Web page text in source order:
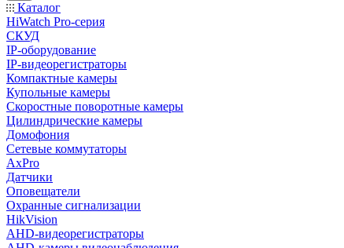
Каталог
HiWatch Pro-серия
CКУД
IP-оборудование
IP-видеорегистраторы
Компактные камеры
Купольные камеры
Скоростные поворотные камеры
Цилиндрические камеры
Домофония
Сетевые коммутаторы
AxPro
Датчики
Оповещатели
Охранные сигнализации
HikVision
AHD-видеорегистраторы